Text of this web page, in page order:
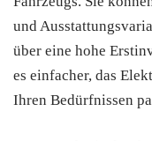
und
über eine hohe
es einfacher, das
Ihren Bedürfnissen